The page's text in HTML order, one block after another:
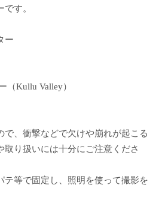
す。
ー
（Kullu Valley）
、衝撃などで欠けや崩れが起こる
取り扱いには十分にご注意くださ
等で固定し、照明を使って撮影を